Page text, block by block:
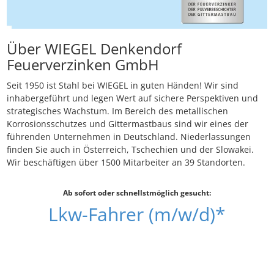
Über WIEGEL Denkendorf
Feuerverzinken GmbH
Seit 1950 ist Stahl bei WIEGEL in guten Händen! Wir sind
inhaber­­geführt und legen Wert auf sichere Per­­spek­­­tiven und
stra­­te­­gisches Wachs­tum. Im Bereich des metallischen
Korrosions­­­schutzes und Gitter­­­mast­­­baus sind wir eines der
führenden Unter­­­nehmen in Deutsch­­­land. Nieder­­­lassungen
finden Sie auch in Öster­­­reich, Tschechien und der Slowakei.
Wir be­schäf­tigen über 1500 Mit­­­arbeiter an 39 Stand­orten.
Ab sofort oder schnellstmöglich gesucht:
Lkw-Fahrer (m/w/d)*